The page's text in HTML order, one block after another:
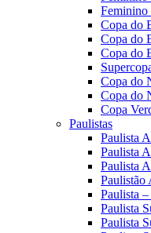
Feminino
Copa do
Copa do
Copa do
Copa do
Copa do
Copa
Paulistas
Paulista
Paulista
Paulista
Paulistão
Paulista
Paulista
Paulista